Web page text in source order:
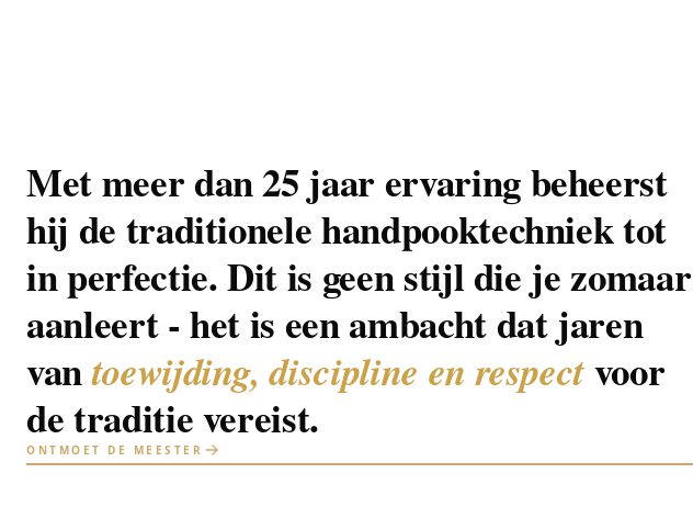
Met meer dan 25 jaar ervaring beheerst
hij de traditionele handpooktechniek tot
in perfectie. Dit is geen stijl die je zomaar
aanleert - het is een ambacht dat jaren
vantoewijding, discipline en respectvoor
de traditie vereist.
ONTMOET DE MEESTER